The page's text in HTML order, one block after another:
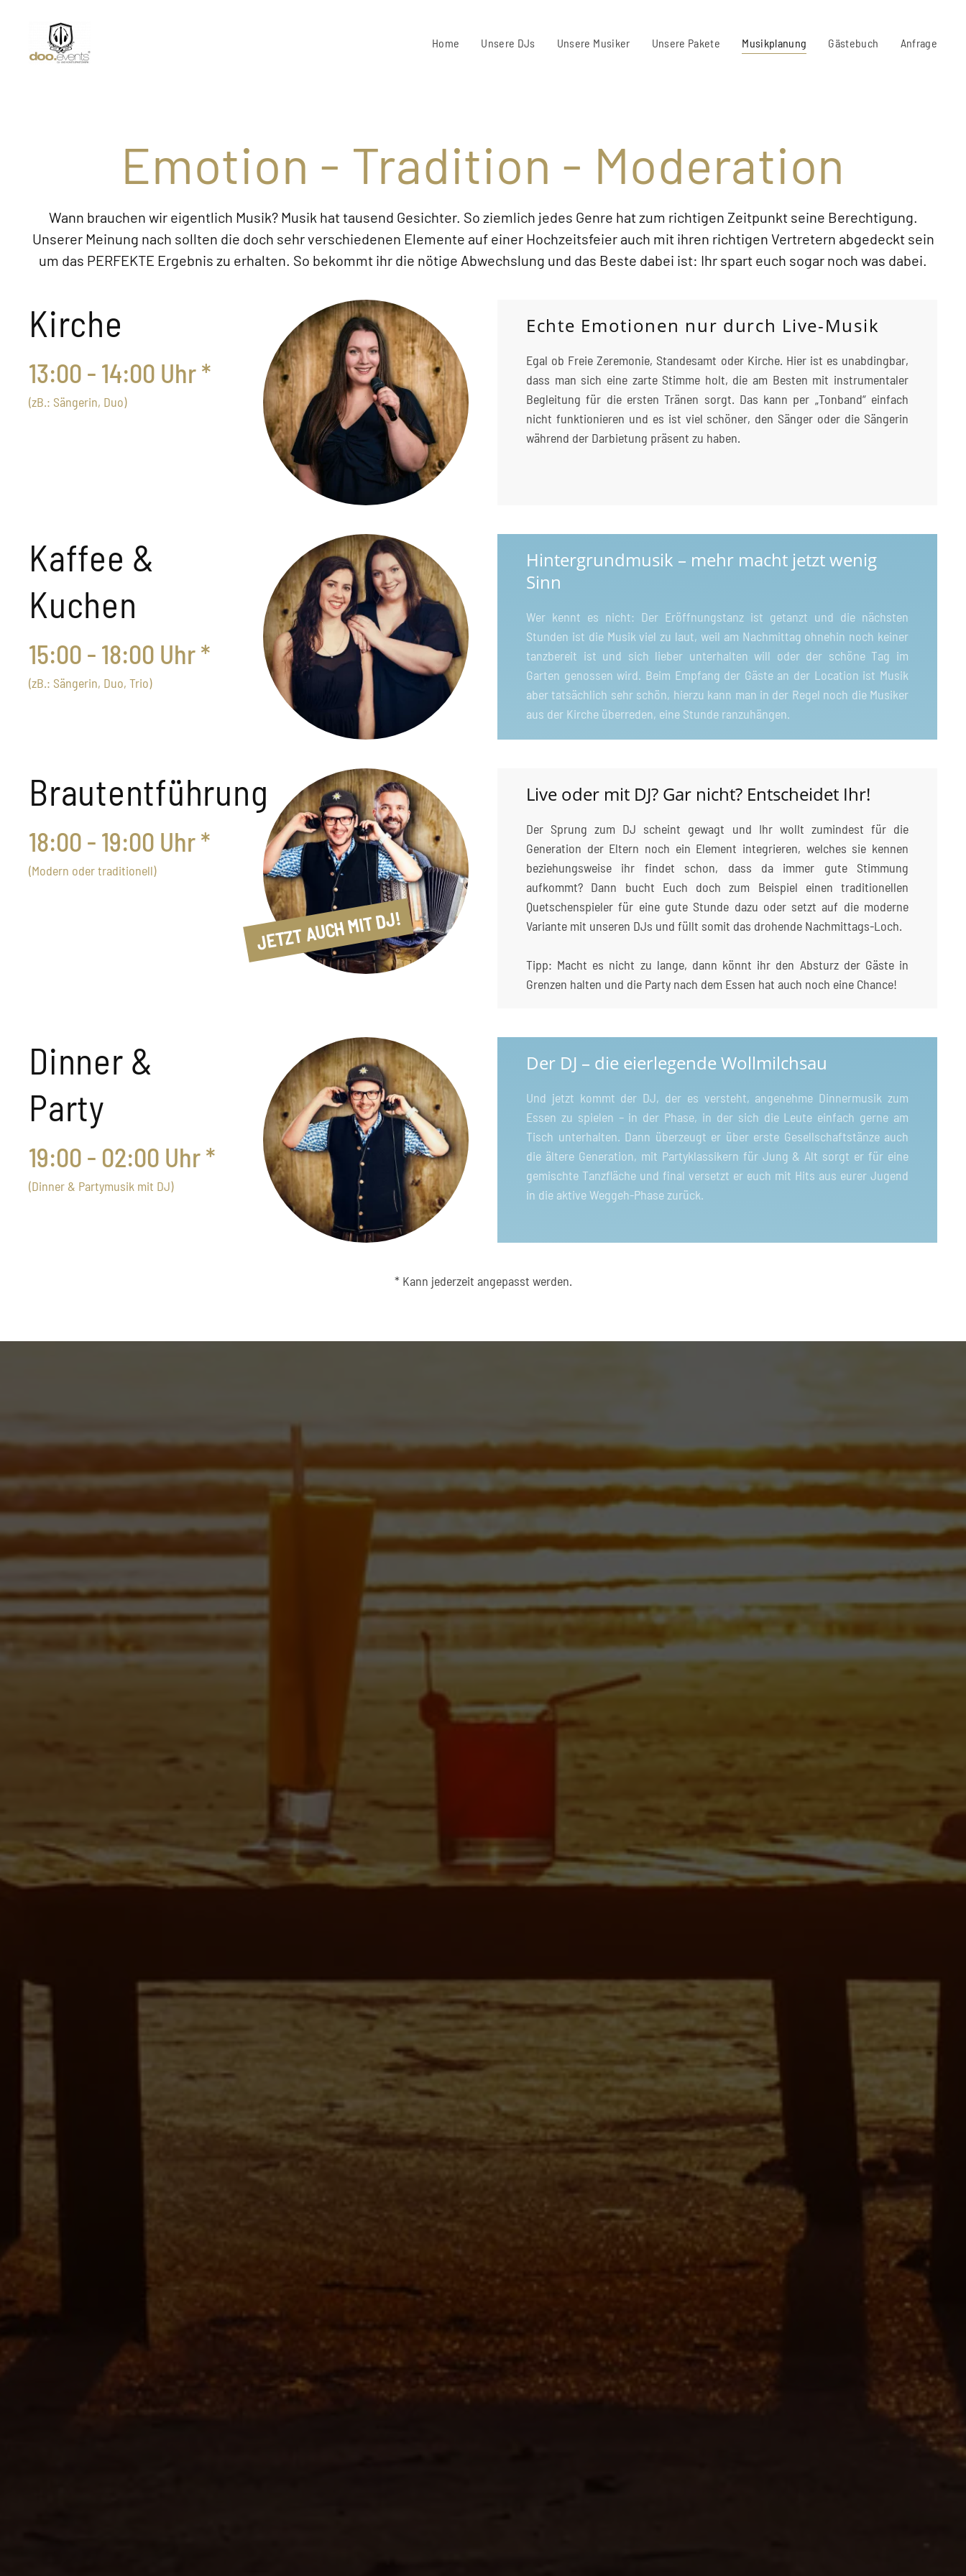
Home Unsere DJs Unsere Musiker Unsere Pakete Musikplanung Gästebuch Anfrage
Emotion - Tradition - Moderation
Wann brauchen wir eigentlich Musik? Musik hat tausend Gesichter. So ziemlich jedes Genre hat zum richtigen Zeitpunkt seine Berechtigung.
Unserer Meinung nach sollten die doch sehr verschiedenen Elemente auf einer Hochzeitsfeier auch mit ihren richtigen Vertretern abgedeckt sein
um das PERFEKTE Ergebnis zu erhalten. So bekommt ihr die nötige Abwechslung und das Beste dabei ist: Ihr spart euch sogar noch was dabei.
Kirche
13:00 - 14:00 Uhr *
(zB.: Sängerin, Duo)
Echte Emotionen nur durch Live-Musik
Egal ob Freie Zeremonie, Standesamt oder Kirche. Hier ist es unabdingbar,
dass man sich eine zarte Stimme holt, die am Besten mit instrumentaler
Begleitung für die ersten Tränen sorgt. Das kann per „Tonband“ einfach
nicht funktionieren und es ist viel schöner, den Sänger oder die Sängerin
während der Darbietung präsent zu haben.
Kaffee &
Kuchen
15:00 - 18:00 Uhr *
(zB.: Sängerin, Duo, Trio)
Hintergrundmusik – mehr macht jetzt wenig
Sinn
Wer kennt es nicht: Der Eröffnungstanz ist getanzt und die nächsten
Stunden ist die Musik viel zu laut, weil am Nachmittag ohnehin noch keiner
tanzbereit ist und sich lieber unterhalten will oder der schöne Tag im
Garten genossen wird. Beim Empfang der Gäste an der Location ist Musik
aber tatsächlich sehr schön, hierzu kann man in der Regel noch die Musiker
aus der Kirche überreden, eine Stunde ranzuhängen.
Brautentführung
18:00 - 19:00 Uhr *
(Modern oder traditionell)
JETZT AUCH MIT DJ!
Live oder mit DJ? Gar nicht? Entscheidet Ihr!
Der Sprung zum DJ scheint gewagt und Ihr wollt zumindest für die
Generation der Eltern noch ein Element integrieren, welches sie kennen
beziehungsweise ihr findet schon, dass da immer gute Stimmung
aufkommt? Dann bucht Euch doch zum Beispiel einen traditionellen
Quetschenspieler für eine gute Stunde dazu oder setzt auf die moderne
Variante mit unseren DJs und füllt somit das drohende Nachmittags-Loch.
Tipp: Macht es nicht zu lange, dann könnt ihr den Absturz der Gäste in
Grenzen halten und die Party nach dem Essen hat auch noch eine Chance!
Dinner &
Party
19:00 - 02:00 Uhr *
(Dinner & Partymusik mit DJ)
Der DJ – die eierlegende Wollmilchsau
Und jetzt kommt der DJ, der es versteht, angenehme Dinnermusik zum
Essen zu spielen – in der Phase, in der sich die Leute einfach gerne am
Tisch unterhalten. Dann überzeugt er über erste Gesellschaftstänze auch
die ältere Generation, mit Partyklassikern für Jung & Alt sorgt er für eine
gemischte Tanzfläche und final versetzt er euch mit Hits aus eurer Jugend
in die aktive Weggeh-Phase zurück.
* Kann jederzeit angepasst werden.